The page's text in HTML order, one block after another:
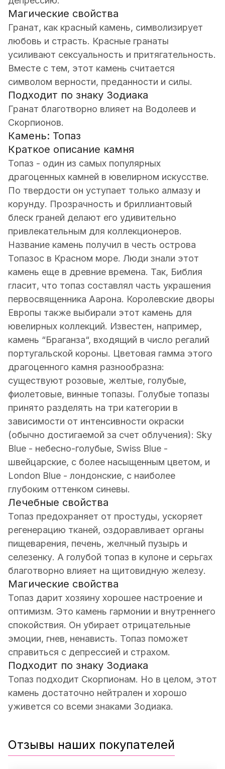
Магические свойства
Гранат, как красный камень, символизирует
любовь и страсть. Красные гранаты
усиливают сексуальность и притягательность.
Вместе с тем, этот камень считается
символом верности, преданности и силы.
Подходит по знаку Зодиака
Гранат благотворно влияет на Водолеев и
Скорпионов.
Камень: Топаз
Краткое описание камня
Топаз - один из самых популярных
драгоценных камней в ювелирном искусстве.
По твердости он уступает только алмазу и
корунду. Прозрачность и бриллиантовый
блеск граней делают его удивительно
привлекательным для коллекционеров.
Название камень получил в честь острова
Топазос в Красном море. Люди знали этот
камень еще в древние времена. Так, Библия
гласит, что топаз составлял часть украшения
первосвященника Аарона. Королевские дворы
Европы также выбирали этот камень для
ювелирных коллекций. Известен, например,
камень “Браганза“, входящий в число регалий
португальской короны. Цветовая гамма этого
драгоценного камня разнообразна:
существуют розовые, желтые, голубые,
фиолетовые, винные топазы. Голубые топазы
принято разделять на три категории в
зависимости от интенсивности окраски
(обычно достигаемой за счет облучения): Sky
Blue - небесно-голубые, Swiss Blue -
швейцарские, с более насыщенным цветом, и
London Blue - лондонские, с наиболее
глубоким оттенком синевы.
Лечебные свойства
Топаз предохраняет от простуды, ускоряет
регенерацию тканей, оздоравливает органы
пищеварения, печень, желчный пузырь и
селезенку. А голубой топаз в кулоне и серьгах
благотворно влияет на щитовидную железу.
Магические свойства
Топаз дарит хозяину хорошее настроение и
оптимизм. Это камень гармонии и внутреннего
спокойствия. Он убирает отрицательные
эмоции, гнев, ненависть. Топаз поможет
справиться с депрессией и страхом.
Подходит по знаку Зодиака
Топаз подходит Скорпионам. Но в целом, этот
камень достаточно нейтрален и хорошо
уживется со всеми знаками Зодиака.
Отзывы наших покупателей